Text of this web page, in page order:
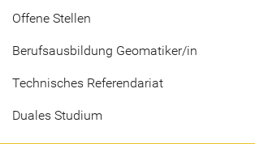
Offene Stellen
Berufsausbildung Geomatiker/in
Technisches Referendariat
Duales Studium